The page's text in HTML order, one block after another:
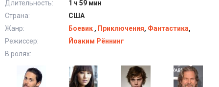
Трон 3 (2025) смотреть онлайн бесплатно
Длительность:
1 ч 59 мин
Страна:
США
Жанр:
Боевик , Приключения, Фантастика,
Режиссер:
Йоаким Рённинг
В ролях: